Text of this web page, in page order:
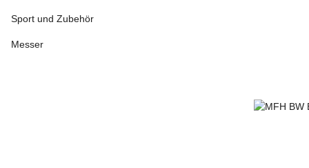
Sport und Zubehör
Messer